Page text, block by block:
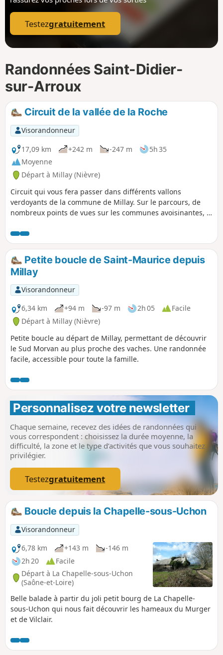
p
Testezgratuitement
Randonnées Saint-Didier-
sur-Arroux
Circuit de la vallée de la Roche
Visorandonneur
17,09 km
+242 m -247 m
5h 35
Moyenne
Départ à Millay (Nièvre)
Circuit qui vous fera passer dans différents vallons
verdoyants de la commune de Millay. Sur le parcours, de
nombreux points de vues sur les communes avoisinantes, le
ainsi que la traversée de la rivière La Roche.
Petite boucle de Saint-Maurice depuis
Millay
Visorandonneur
6,34 km
+94 m -97 m 2h 05
Facile
Départ à Millay (Nièvre)
Petite boucle au départ de Millay, permettant de découvrir
le Sud Morvan au plus proche des vaches. Une randonnée
facile, accessible pour toute la famille.
Personnalisez votre newsletter
Chaque semaine, recevez des idées de randonnées qui
vous correspondent : choisissez la durée moyenne, la
difficulté, la zone et le type d’activités que vous souhaitez
privilégier.
Testezgratuitement
Boucle depuis la Chapelle-sous-Uchon
Visorandonneur
6,78 km
+143 m
-146 m
2h 20
Facile
Départ à La Chapelle-sous-Uchon
(Saône-et-Loire)
Belle balade à partir du joli petit bourg de La Chapelle-
sous-Uchon qui nous fait découvrir les hameaux du Murger
et de Vilclair.